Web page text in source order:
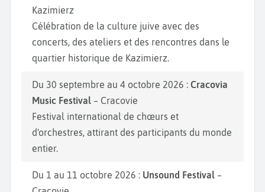
Kazimierz
Célébration de la culture juive avec des
concerts, des ateliers et des rencontres dans le
quartier historique de Kazimierz.
Du 30 septembre au 4 octobre 2026 : Cracovia
Music Festival
– Cracovie
Festival international de chœurs et
d'orchestres, attirant des participants du monde
entier.
Du 1 au 11 octobre 2026 : Unsound Festival
–